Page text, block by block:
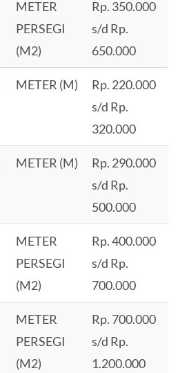
METER
PERSEGI
(M2)
Rp. 350.000
s/d Rp.
650.000
METER (M)
Rp. 220.000
s/d Rp.
320.000
METER (M)
Rp. 290.000
s/d Rp.
500.000
METER
PERSEGI
(M2)
Rp. 400.000
s/d Rp.
700.000
METER
PERSEGI
(M2)
Rp. 700.000
s/d Rp.
1.200.000